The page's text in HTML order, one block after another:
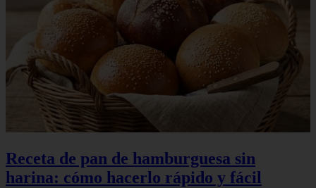
Receta de pan de hamburguesa sin
harina: cómo hacerlo rápido y fácil